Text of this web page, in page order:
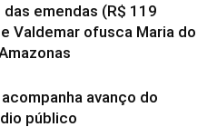
emendas (R$ 119
Valdemar ofusca Maria do
avanço do
público